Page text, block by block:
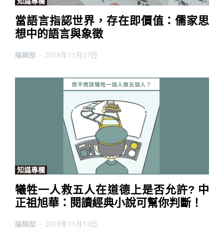
當語言指認世界，存在即價值：儒家思
想中的語言與象徵
編輯部 - 2019年11月27日
知識專欄
犧牲一人救五人在道德上是否允許? 中
正祖旭華：閱讀經典小說可幫你判斷！
編輯部 - 2019年11月13日